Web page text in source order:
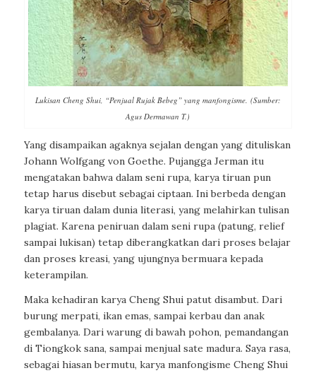
Lukisan Cheng Shui, “Penjual Rujak Bebeg” yang manfongisme. (Sumber:
Agus Dermawan T.)
Yang disampaikan agaknya sejalan dengan yang dituliskan
Johann Wolfgang von Goethe. Pujangga Jerman itu
mengatakan bahwa dalam seni rupa, karya tiruan pun
tetap harus disebut sebagai ciptaan. Ini berbeda dengan
karya tiruan dalam dunia literasi, yang melahirkan tulisan
plagiat. Karena peniruan dalam seni rupa (patung, relief
sampai lukisan) tetap diberangkatkan dari proses belajar
dan proses kreasi, yang ujungnya bermuara kepada
keterampilan.
Maka kehadiran karya Cheng Shui patut disambut. Dari
burung merpati, ikan emas, sampai kerbau dan anak
gembalanya. Dari warung di bawah pohon, pemandangan
di Tiongkok sana, sampai menjual sate madura. Saya rasa,
sebagai hiasan bermutu, karya manfongisme Cheng Shui